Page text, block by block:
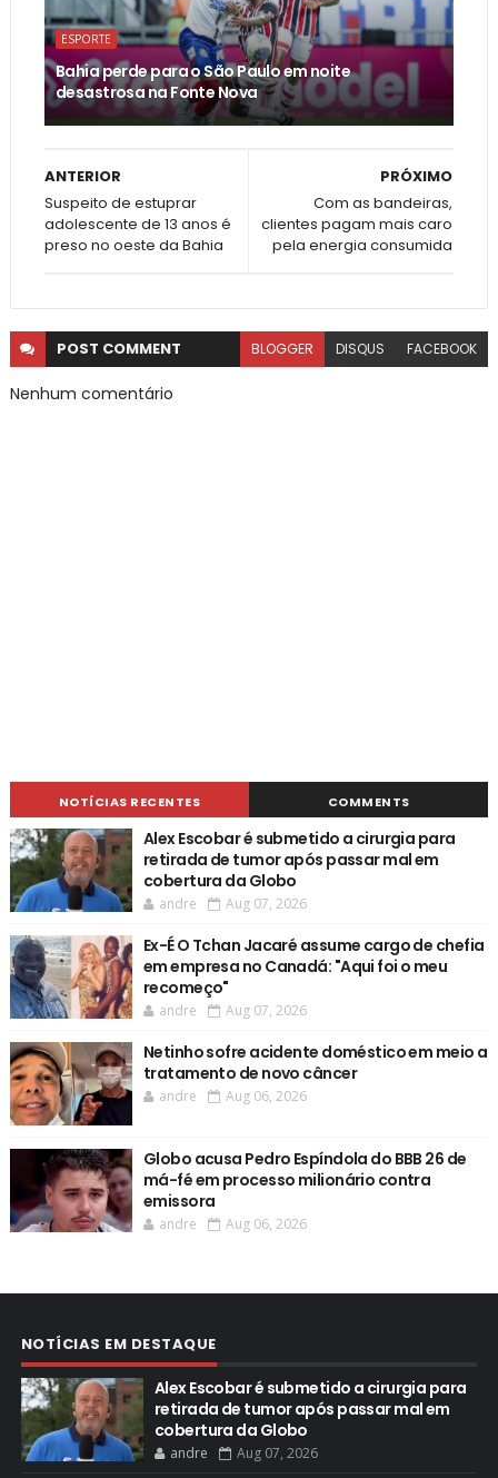
ESPORTE
Bahia perde para o São Paulo em noite
desastrosa na Fonte Nova
PRÓXIMO
Com as bandeiras,
clientes pagam mais caro
pela energia consumida
ANTERIOR
Suspeito de estuprar
adolescente de 13 anos é
preso no oeste da Bahia
POST COMMENT BLOGGER DISQUS FACEBOOK
Nenhum comentário
NOTÍCIAS RECENTES COMMENTS
Alex Escobar é submetido a cirurgia para
retirada de tumor após passar mal em
cobertura da Globo
andre Aug 07, 2026
Ex-É O Tchan Jacaré assume cargo de chefia
em empresa no Canadá: "Aqui foi o meu
recomeço"
andre Aug 07, 2026
Netinho sofre acidente doméstico em meio a
tratamento de novo câncer
andre Aug 06, 2026
Globo acusa Pedro Espíndola do BBB 26 de
má-fé em processo milionário contra
emissora
andre Aug 06, 2026
NOTÍCIAS EM DESTAQUE
Alex Escobar é submetido a cirurgia para
retirada de tumor após passar mal em
cobertura da Globo
andre Aug 07, 2026